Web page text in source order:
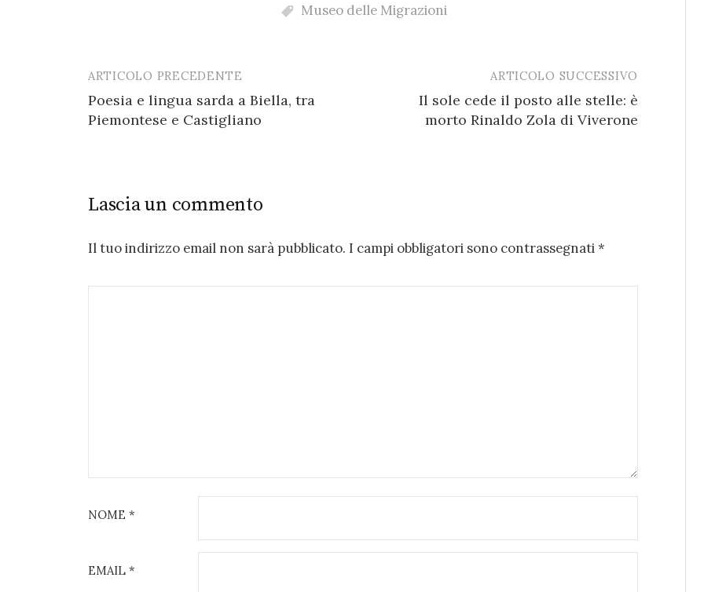
Museo delle Migrazioni
Post
navigation
ARTICOLO PRECEDENTE
Poesia e lingua sarda a Biella, tra
Piemontese e Castigliano
ARTICOLO SUCCESSIVO
Il sole cede il posto alle stelle: è
morto Rinaldo Zola di Viverone
Lascia un commento
Il tuo indirizzo email non sarà pubblicato. I campi obbligatori sono contrassegnati*
NOME *
EMAIL *